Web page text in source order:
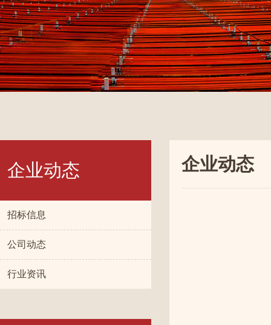
企业动态
招标信息
公司动态
行业资讯
企业动态